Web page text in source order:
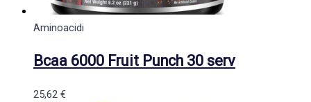
Aminoacidi
Bcaa 6000 Fruit Punch 30 serv
25,62 €